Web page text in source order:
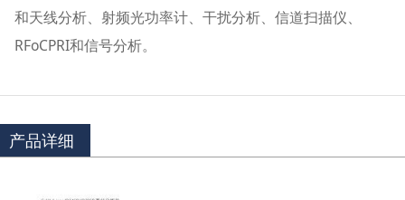
和天线分析、射频光功率计、干扰分析、信道扫描仪、
RFoCPRI和信号分析。
产品详细